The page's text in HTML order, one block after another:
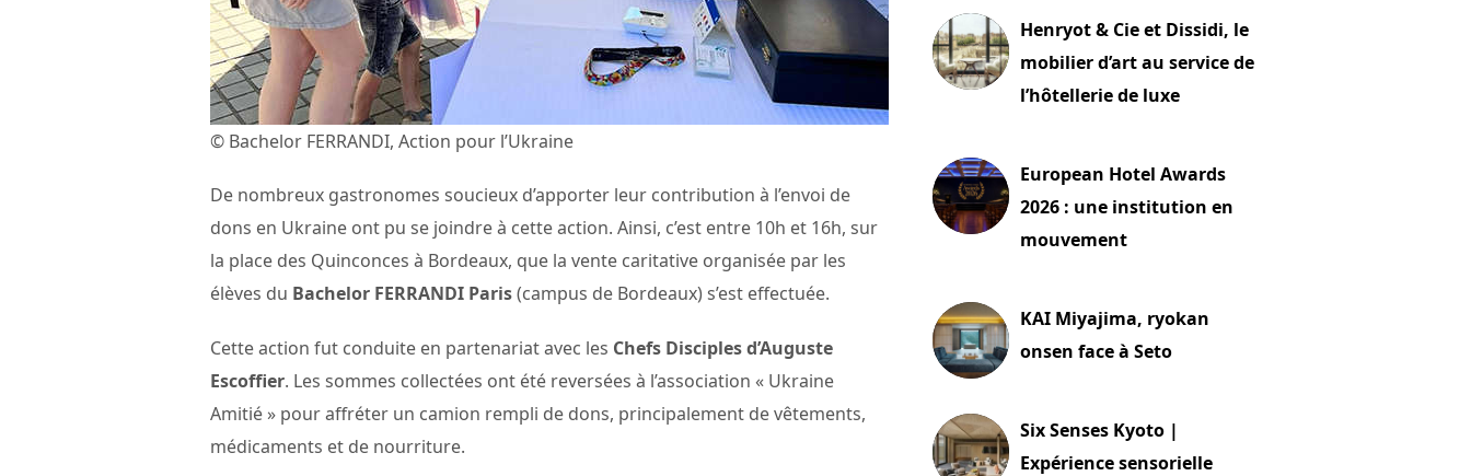
© Bachelor FERRANDI, Action pour l’Ukraine
De nombreux gastronomes soucieux d’apporter leur contribution à l’envoi de
dons en Ukraine ont pu se joindre à cette action. Ainsi, c’est entre 10h et 16h, sur
la place des Quinconces à Bordeaux, que la vente caritative organisée par les
élèves du Bachelor FERRANDI Paris(campus de Bordeaux) s’est effectuée.
Cette action fut conduite en partenariat avec les Chefs Disciples d’Auguste
Escoffier. Les sommes collectées ont été reversées à l’association « Ukraine
Amitié » pour affréter un camion rempli de dons, principalement de vêtements,
médicaments et de nourriture.
Henryot & Cie et Dissidi, le
mobilier d’art au service de
l’hôtellerie de luxe
European Hotel Awards
2026 : une institution en
mouvement
KAI Miyajima, ryokan
onsen face à Seto
Six Senses Kyoto |
Expérience sensorielle